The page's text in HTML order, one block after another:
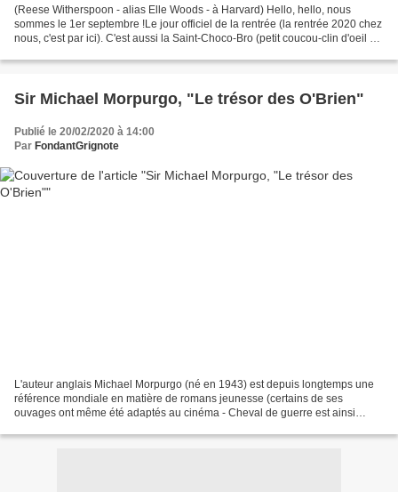
(Reese Witherspoon - alias Elle Woods - à Harvard) Hello, hello, nous
sommes le 1er septembre !Le jour officiel de la rentrée (la rentrée 2020 chez
nous, c'est par ici). C'est aussi la Saint-Choco-Bro (petit coucou-clin d'oeil à
Sir Michael Morpurgo, "Le trésor des O'Brien"
Publié le 20/02/2020 à 14:00
Par FondantGrignote
L'auteur anglais Michael Morpurgo (né en 1943) est depuis longtemps une
référence mondiale en matière de romans jeunesse (certains de ses
ouvages ont même été adaptés au cinéma - Cheval de guerre est ainsi